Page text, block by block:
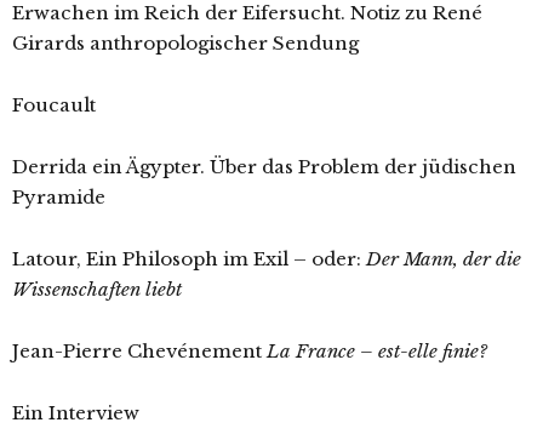
Erwachen im Reich der Eifersucht. Notiz zu René
Girards anthropologischer Sendung
Foucault
Derrida ein Ägypter. Über das Problem der jüdischen
Pyramide
Latour, Ein Philosoph im Exil – oder:Der Mann, der die
Wissenschaften liebt
Jean-Pierre ChevénementLa France – est-elle finie?
Ein Interview